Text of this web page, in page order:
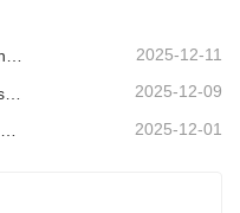
Weihnachtsbaumschmuck: Markttrends, Einblicke in die Lieferkette und Beschaffungsleitfaden 2025 2025-12-11
2025-12-09
2025-12-01